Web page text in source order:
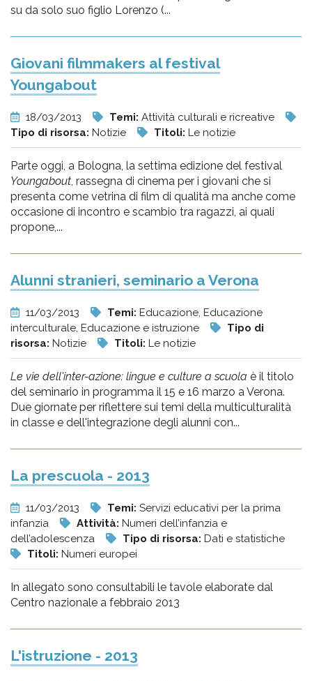
su da solo suo figlio Lorenzo (...
Giovani filmmakers al festival
Youngabout
18/03/2013 Temi: Attività culturali e ricreative
Tipo di risorsa: Notizie Titoli: Le notizie
Parte oggi, a Bologna, la settima edizione del festival
Youngabout, rassegna di cinema per i giovani che si
presenta come vetrina di film di qualità ma anche come
occasione di incontro e scambio tra ragazzi, ai quali
propone,...
Alunni stranieri, seminario a Verona
11/03/2013 Temi: Educazione, Educazione
interculturale, Educazione e istruzione
Tipo di
risorsa: Notizie Titoli: Le notizie
Le vie dell'inter-azione: lingue e culture a scuola è il titolo
del seminario in programma il 15 e 16 marzo a Verona.
Due giornate per riflettere sui temi della multiculturalità
in classe e dell'integrazione degli alunni con...
La prescuola - 2013
11/03/2013 Temi: Servizi educativi per la prima
infanzia
Attività: Numeri dell’infanzia e
dell’adolescenza
Tipo di risorsa: Dati e statistiche
Titoli: Numeri europei
In allegato sono consultabili le tavole elaborate dal
Centro nazionale a febbraio 2013
L'istruzione - 2013